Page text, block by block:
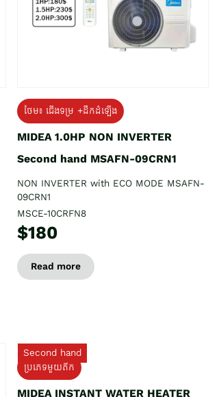
ថែម៖ ជើងទម្រ +ដឹកដំឡើង
MIDEA 1.0HP NON INVERTER
Second hand MSAFN-09CRN1
NON INVERTER with ECO MODE MSAFN-
09CRN1
MSCE-10CRFN8
$180
Read more
Second hand
ប្រភេទមួយតឹក
MIDEA INSTANT WATER HEATER